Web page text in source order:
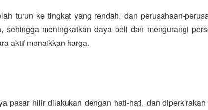
turun ke tingkat yang rendah, dan perusahaan-
sehingga meningkatkan daya beli dan mengurangi
aktif menaikkan harga.
pasar hilir dilakukan dengan hati-hati, dan